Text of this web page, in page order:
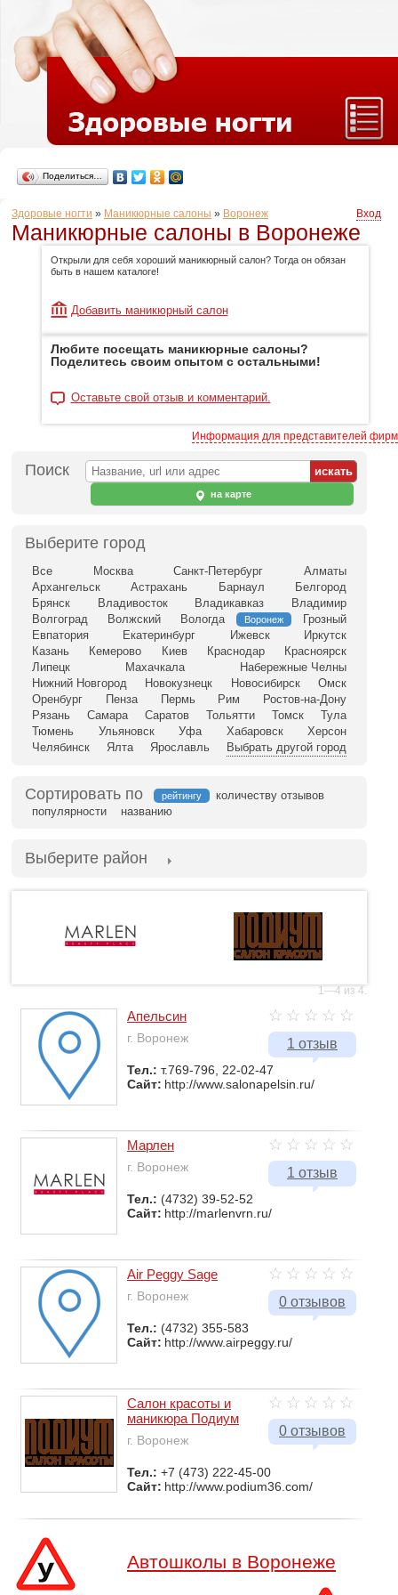
Поделиться…
Здоровые ногти » Маникюрные салоны » Воронеж Вход
Маникюрные салоны в Воронеже
Открыли для себя хороший маникюрный салон? Тогда он обязан
быть в нашем каталоге!
Добавить маникюрный салон
Любите посещать маникюрные салоны?
Поделитесь своим опытом с остальными!
Оставьте свой отзыв и комментарий.
Информация для представителей фирм
Поиск
на карте
Выберите город
Все Москва Санкт-Петербург
Алматы
Архангельск
Астрахань Барнаул
Белгород
Брянск
Владивосток Владикавказ
Владимир
Волгоград
Волжский Вологда Воронеж
Грозный
Евпатория
Екатеринбург Ижевск
Иркутск
Казань
Кемерово Киев Краснодар
Красноярск
Липецк
Махачкала
Набережные Челны
Нижний Новгород
Новокузнецк Новосибирск
Омск
Оренбург
Пенза Пермь Рим
Ростов-на-Дону
Рязань
Самара Саратов Тольятти Томск
Тула
Тюмень
Ульяновск Уфа Хабаровск
Херсон
Челябинск
Ялта Ярославль Выбрать другой город
Сортировать по рейтингу
количеству отзывов
популярности
названию
Выберите район
1—4 из 4.
1 отзыв
Апельсин
г. Воронеж
Тел.: т.769-796, 22-02-47
Сайт: http://www.salonapelsin.ru/
1 отзыв
Марлен
г. Воронеж
Тел.: (4732) 39-52-52
Сайт: http://marlenvrn.ru/
0 отзывов
Air Peggy Sage
г. Воронеж
Тел.: (4732) 355-583
Сайт: http://www.airpeggy.ru/
0 отзывов
Салон красоты и
маникюра Подиум
г. Воронеж
Тел.: +7 (473) 222-45-00
Сайт: http://www.podium36.com/
Автошколы в Воронеже